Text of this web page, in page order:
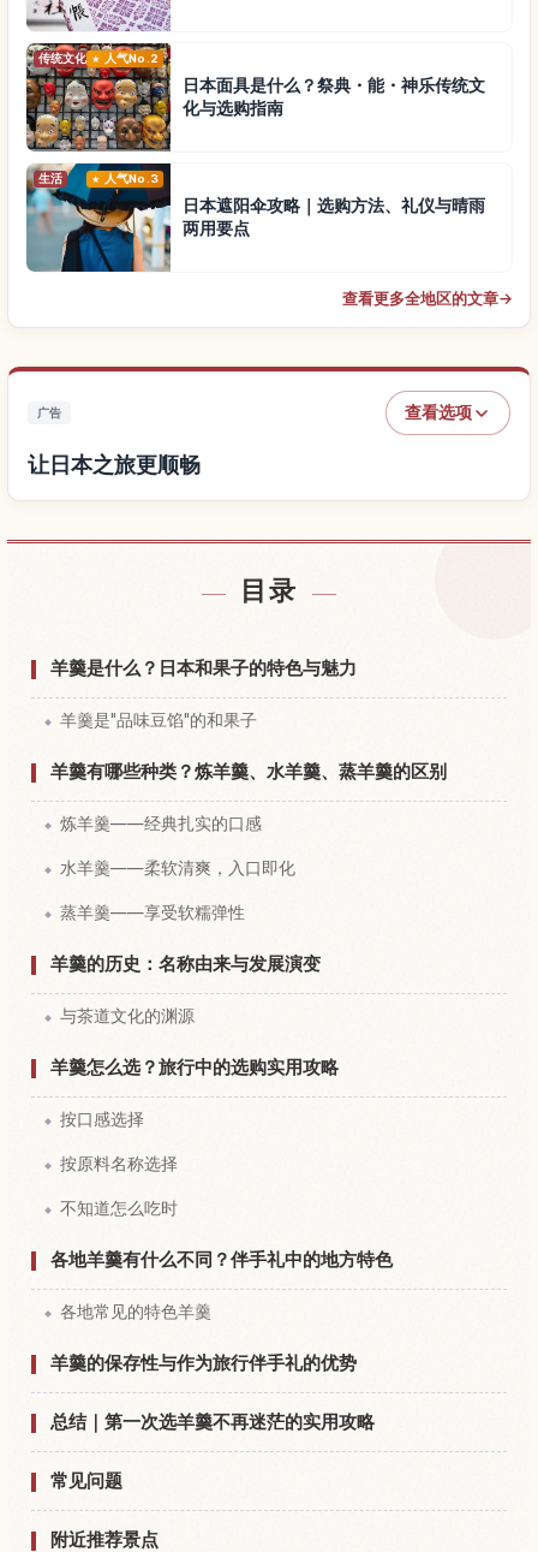
传统文化 人气No.2
日本面具是什么？祭典・能・神乐传统文
化与选购指南
生活 人气No.3
日本遮阳伞攻略｜选购方法、礼仪与晴雨
两用要点
查看更多全地区的文章→
广告 查看选项
让日本之旅更顺畅
目录
羊羹是什么？日本和果子的特色与魅力
羊羹是"品味豆馅"的和果子
羊羹有哪些种类？炼羊羹、水羊羹、蒸羊羹的区别
炼羊羹——经典扎实的口感
水羊羹——柔软清爽，入口即化
蒸羊羹——享受软糯弹性
羊羹的历史：名称由来与发展演变
与茶道文化的渊源
羊羹怎么选？旅行中的选购实用攻略
按口感选择
按原料名称选择
不知道怎么吃时
各地羊羹有什么不同？伴手礼中的地方特色
各地常见的特色羊羹
羊羹的保存性与作为旅行伴手礼的优势
总结｜第一次选羊羹不再迷茫的实用攻略
常见问题
附近推荐景点